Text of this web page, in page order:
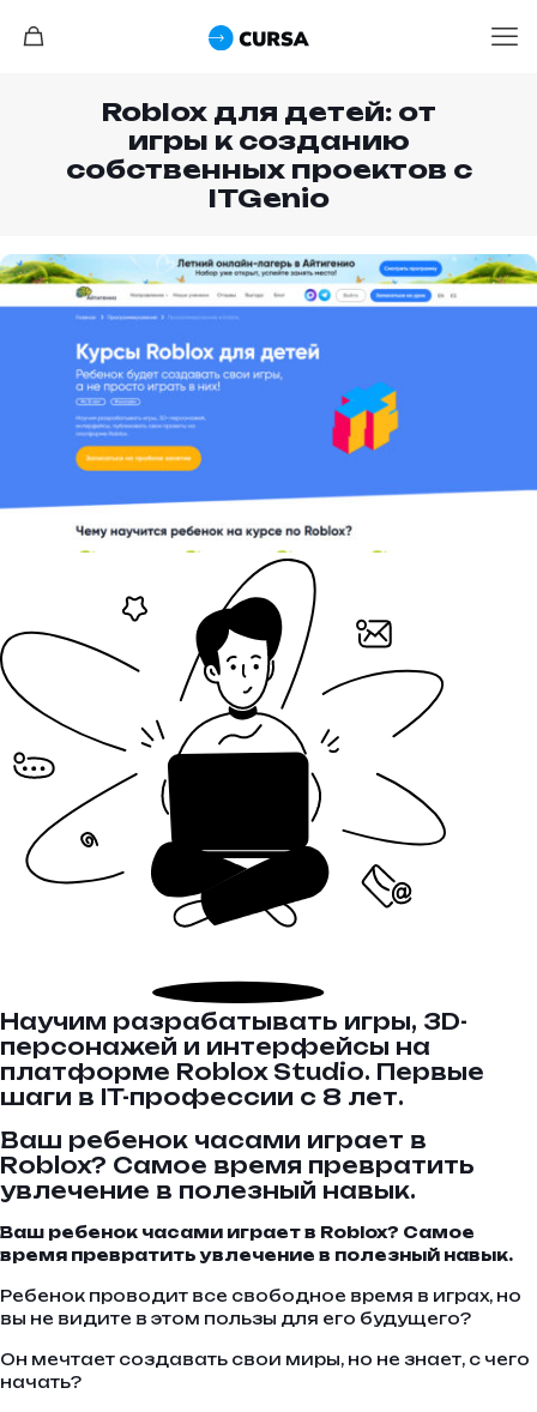
Roblox для детей: от
игры к созданию
собственных проектов с
ITGenio
Научим разрабатывать игры, 3D-
персонажей и интерфейсы на
платформе Roblox Studio. Первые
шаги в IT-профессии с 8 лет.
Ваш ребенок часами играет в
Roblox? Самое время превратить
увлечение в полезный навык.
Ваш ребенок часами играет в Roblox? Самое
время превратить увлечение в полезный навык.
Ребенок проводит все свободное время в играх, но
вы не видите в этом пользы для его будущего?
Он мечтает создавать свои миры, но не знает, с чего
начать?